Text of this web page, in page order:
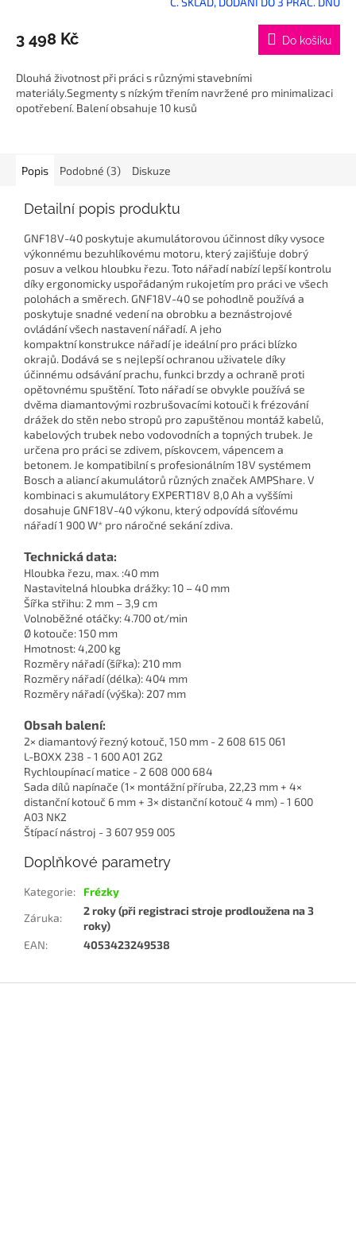
3 498 Kč Do košíku
Dlouhá životnost při práci s různými stavebními
materiály.Segmenty s nízkým třením navržené pro minimalizaci
opotřebení. Balení obsahuje 10 kusů
Popis Podobné (3) Diskuze
Detailní popis produktu
GNF18V-40 poskytuje akumulátorovou účinnost díky vysoce
výkonnému bezuhlíkovému motoru, který zajišťuje dobrý
posuv a velkou hloubku řezu. Toto nářadí nabízí lepší kontrolu
díky ergonomicky uspořádaným rukojetím pro práci ve všech
polohách a směrech. GNF18V-40 se pohodlně používá a
poskytuje snadné vedení na obrobku a beznástrojové
ovládání všech nastavení nářadí. A jeho
kompaktní konstrukce nářadí je ideální pro práci blízko
okrajů. Dodává se s nejlepší ochranou uživatele díky
účinnému odsávání prachu, funkci brzdy a ochraně proti
opětovnému spuštění. Toto nářadí se obvykle používá se
dvěma diamantovými rozbrušovacími kotouči k frézování
drážek do stěn nebo stropů pro zapuštěnou montáž kabelů,
kabelových trubek nebo vodovodních a topných trubek. Je
určena pro práci se zdivem, pískovcem, vápencem a
betonem. Je kompatibilní s profesionálním 18V systémem
Bosch a aliancí akumulátorů různých značek AMPShare. V
kombinaci s akumulátory EXPERT18V 8,0 Ah a vyššími
dosahuje GNF18V-40 výkonu, který odpovídá síťovému
nářadí 1 900 W* pro náročné sekání zdiva.
Technická data:
Hloubka řezu, max. :40 mm
Nastavitelná hloubka drážky: 10 – 40 mm
Šířka střihu: 2 mm – 3,9 cm
Volnoběžné otáčky: 4.700 ot/min
Ø kotouče: 150 mm
Hmotnost: 4,200 kg
Rozměry nářadí (šířka): 210 mm
Rozměry nářadí (délka): 404 mm
Rozměry nářadí (výška): 207 mm
Obsah balení:
2× diamantový řezný kotouč, 150 mm - 2 608 615 061
L-BOXX 238 - 1 600 A01 2G2
Rychloupínací matice - 2 608 000 684
Sada dílů napínače (1× montážní příruba, 22,23 mm + 4×
distanční kotouč 6 mm + 3× distanční kotouč 4 mm) - 1 600
A03 NK2
Štípací nástroj - 3 607 959 005
Doplňkové parametry
Kategorie:
Frézky
Záruka:
2 roky (při registraci stroje prodloužena na 3
roky)
EAN: 4053423249538